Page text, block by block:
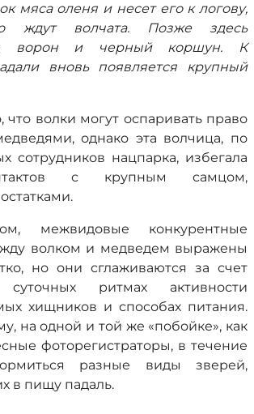
мяса оленя и несет его к логову,
ждут волчата. Позже здесь
ворон и черный коршун. К
вновь появляется крупный
волки могут оспаривать право
однако эта волчица, по
сотрудников нацпарка, избегала
с крупным самцом,
межвидовые конкурентные
волком и медведем выражены
но они сглаживаются за счет
ритмах активности
хищников и способах питания.
на одной и той же «побойке», как
фоторегистраторы, в течение
разные виды зверей,
в пищу падаль.